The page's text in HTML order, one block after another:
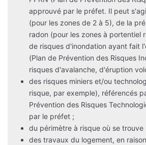
approuvé par le préfet. Il peut
(pour les zones de 2 à 5), de la
radon (pour les zones à portentiel
de risques d'inondation ayant fait
(Plan de Prévention des Risques
risques d'avalanche, d'éruption
des risques miniers et/ou
risque, par exemple), référencés
Prévention des Risques
par le préfet ;
du périmètre à risque où se trouve
des travaux du logement, en